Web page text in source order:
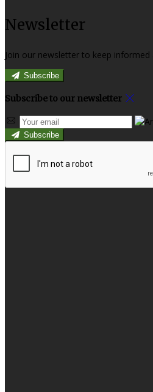
Newsletter
Join our newsletter to keep
Subscribe
Subscribe to our newsletter
Subscribe